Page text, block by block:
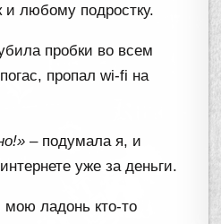
и любому подростку.
пробки во всем
пропал wi-fi на
– подумала я, и
уже за деньги.
ладонь кто-то